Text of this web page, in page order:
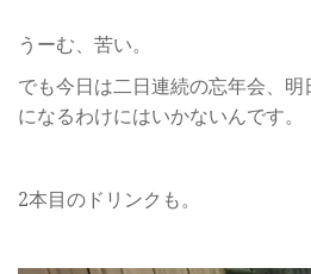
うーむ、苦い。
でも今日は二日連続の忘年会、
になるわけにはいかないんです。
2本目のドリンクも。